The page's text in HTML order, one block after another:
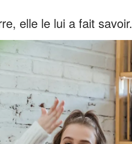
elle le lui a fait savoir.